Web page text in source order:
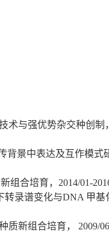
术与强优势杂交种创制，
背景中表达及互作模式
组合培育， 2014/01-
转录谱变化与DNA 甲基
质新组合培育， 2009/